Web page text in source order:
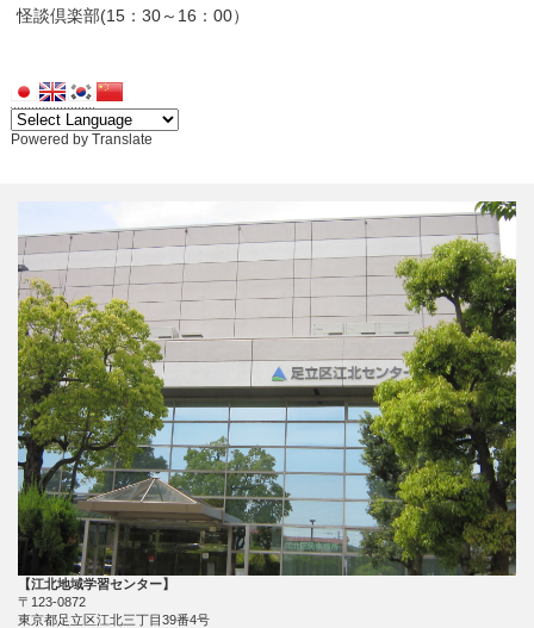
怪談倶楽部(15：30～16：00）
Powered by Translate
【江北地域学習センター】
〒123-0872
東京都足立区江北三丁目39番4号